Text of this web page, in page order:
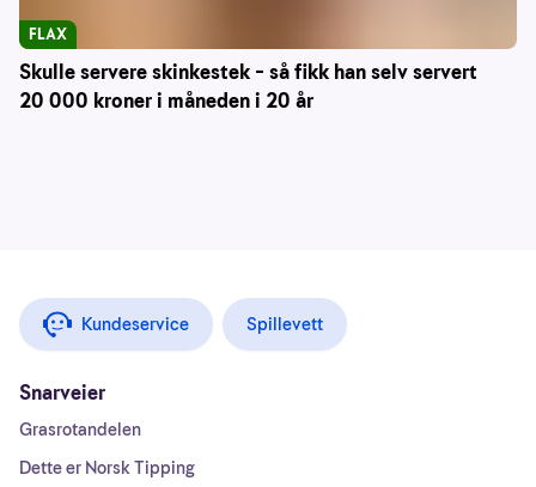
Skulle servere skinkestek – så fikk han selv servert
20 000 kroner i måneden i 20 år
FLAX
Kundeservice Spillevett
Snarveier
Grasrotandelen
Dette er Norsk Tipping